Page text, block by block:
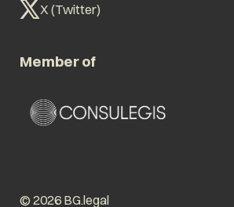
X (Twitter)
Member of
© 2026 BG.legal